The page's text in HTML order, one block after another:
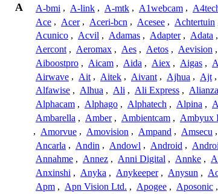
A A-bmi , A-link , A-mtk , A1webcam ,
Ace , Acer , Aceri-bcn , Acesee , Achtertuin
Acunico , Acvil , Adamas , Adapter , Adata ,
Aercont , Aeromax , Aes , Aetos , Aevision ,
Aiboostpro , Aicam , Aida , Aiex , Aigas ,
Airwave , Ait , Aitek , Aivant , Ajhua , Ajt ,
Alfawise , Alhua , Ali , Ali Express , Alianza
Alphacam , Alphago , Alphatech , Alpina ,
Ambarella , Amber , Ambientcam , Ambyux
, Amorvue , Amovision , Ampand , Amsecu ,
Ancarla , Andin , Andowl , Android ,
Annahme , Annez , Anni Digital , Annke ,
Anxinshi , Anyka , Anykeeper , Anysun ,
Apm , Apn Vision Ltd. , Apogee , Aposonic ,